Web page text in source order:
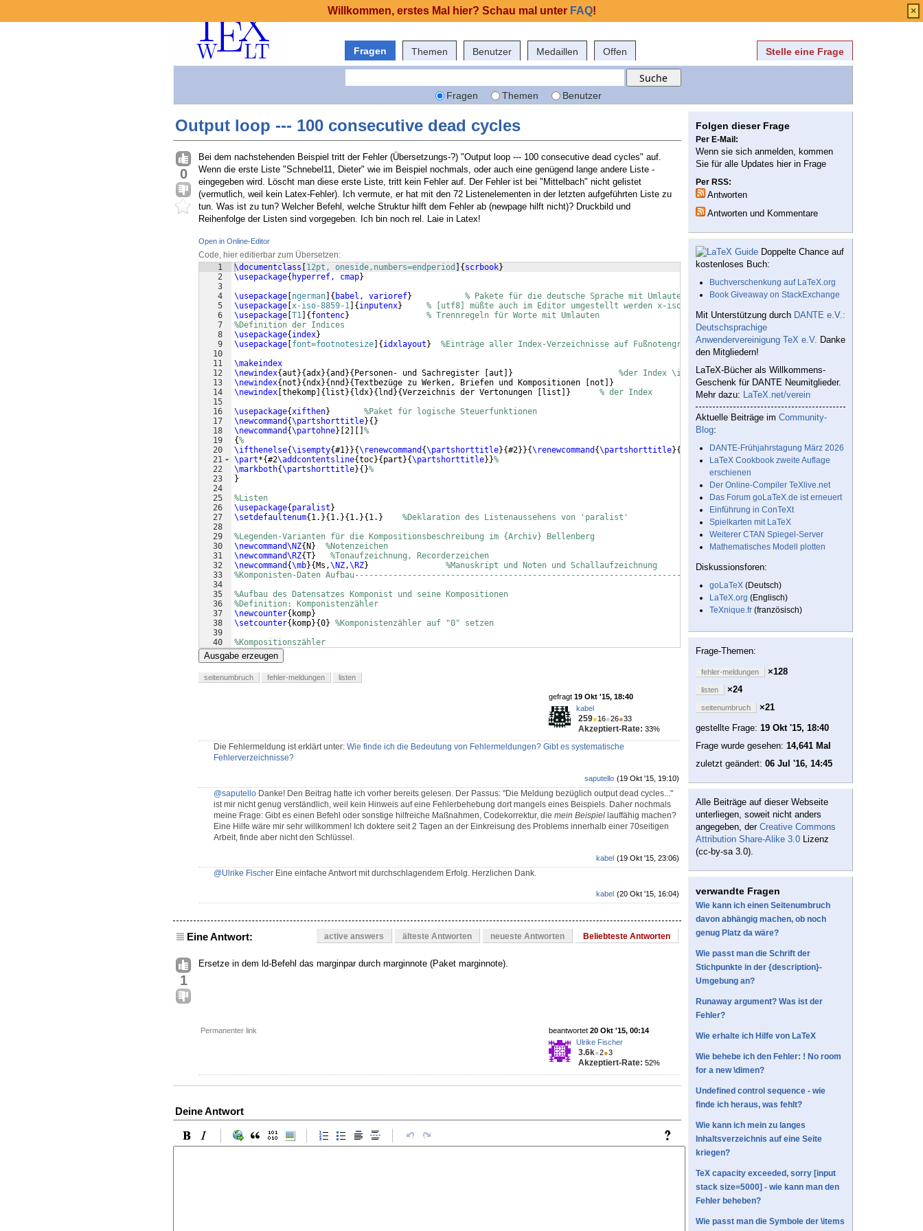
Fragen Themen Benutzer Medaillen Offen Stelle eine Frage
Fragen Themen Benutzer
Output loop --- 100 consecutive dead cycles
0
Bei dem nachstehenden Beispiel tritt der Fehler (Übersetzungs-?) "Output loop --- 100 consecutive dead cycles" auf.
Wenn die erste Liste "Schnebel11, Dieter" wie im Beispiel nochmals, oder auch eine genügend lange andere Liste -
eingegeben wird. Löscht man diese erste Liste, tritt kein Fehler auf. Der Fehler ist bei "Mittelbach" nicht gelistet
(vermutlich, weil kein Latex-Fehler). Ich vermute, er hat mit den 72 Listenelementen in der letzten aufgeführten Liste zu
tun. Was ist zu tun? Welcher Befehl, welche Struktur hilft dem Fehler ab (newpage hilft nicht)? Druckbild und
Reihenfolge der Listen sind vorgegeben. Ich bin noch rel. Laie in Latex!
Open in Online-Editor
Code, hier editierbar zum Übersetzen:
1
2
3
4
5
6
7
8
9
10
11
12
13
14
15
16
17
18
19
20
21
22
23
24
25
26
27
28
29
30
31
32
33
34
35
36
37
38
39
40
41
\documentclass 12pt, oneside,numbers=endperiod { scrbook}
\usepackage{ hyperref, cmap}
\usepackage ngerman { babel, varioref}
% Pakete für die deutsche Sprache mit Umlauten
\usepackage x-iso-8859-1 { inputenx}
% [utf8] müßte auch im Editor umgestellt werden x-iso-8859-1
\usepackage T1 { fontenc}
% Trennregeln für Worte mit Umlauten
%Definition der Indices
\usepackage{ index}
\usepackage font=footnotesize { idxlayout }
%Einträge aller Index-Verzeichnisse auf Fußnotengröße gesetzt
\makeindex
\newindex{aut }{adx}{and }{ Personen- und Sachregister aut ]}
%der Index \index[aut]{Text}
\newindex{ not }{ ndx}{ nnd }{Textbezüge zu Werken, Briefen und Kompositionen not ]}
%der Index \index[not]{Text}
\newindex thekomp { list }{ ldx}{ lnd }{Verzeichnis der Vertonungen list ]}
% der Index
\usepackage{xifthen}
%Paket für logische Steuerfunktionen
\newcommand {\partshorttitle}{ }
\newcommand {\partohne} 2
%
{%
\ifthenelse{\isempty{#1}}{\renewcommand {\partshorttitle}{#2}}{\renewcommand {\partshorttitle}{ }}%
\part*{#2\addcontentsline{toc}{ part }{\partshorttitle}}%
\markboth{\partshorttitle}{ }%
}
%Listen
\usepackage{ paralist }
\setdefaultenum{ 1. }{ 1. }{ 1. }{ 1. }
%Deklaration des Listenaussehens von 'paralist'
%Legenden-Varianten für die Kompositionsbeschreibung im {Archiv} Bellenberg
\newcommand\NZ{ N }
%Notenzeichen
\newcommand\RZ{T}
%Tonaufzeichnung, Recorderzeichen
\newcommand {\mb}{ Ms,\NZ,\RZ}
%Manuskript und Noten und Schallaufzeichnung
%Komponisten-Daten Aufbau-------------------------------------------------------------------------
%Aufbau des Datensatzes Komponist und seine Kompositionen
%Definition: Komponistenzähler
\newcounter{ komp}
\setcounter{ komp}{0} %Komponistenzähler auf "0" setzen
%Kompositionszähler
\newcounter
Ausgabe erzeugen
seitenumbruch fehler-meldungen listen
gefragt 19 Okt '15, 18:40
kabel
259●16●26●33
Akzeptiert-Rate: 33%
Die Fehlermeldung ist erklärt unter: Wie finde ich die Bedeutung von Fehlermeldungen? Gibt es systematische
Fehlerverzeichnisse?
(19 Okt '15, 19:10)
saputello
@saputello Danke! Den Beitrag hatte ich vorher bereits gelesen. Der Passus: "Die Meldung bezüglich output dead cycles..."
ist mir nicht genug verständlich, weil kein Hinweis auf eine Fehlerbehebung dort mangels eines Beispiels. Daher nochmals
meine Frage: Gibt es einen Befehl oder sonstige hilfreiche Maßnahmen, Codekorrektur, die mein Beispiel lauffähig machen?
Eine Hilfe wäre mir sehr willkommen! Ich doktere seit 2 Tagen an der Einkreisung des Problems innerhalb einer 70seitigen
Arbeit, finde aber nicht den Schlüssel.
(19 Okt '15, 23:06)
kabel
@Ulrike Fischer Eine einfache Antwort mit durchschlagendem Erfolg. Herzlichen Dank.
(20 Okt '15, 16:04)
kabel
Eine Antwort: active answers älteste Antworten neueste Antworten Beliebteste Antworten
1
Ersetze in dem ld-Befehl das marginpar durch marginnote (Paket marginnote).
Permanenter link beantwortet 20 Okt '15, 00:14
Ulrike Fischer
3.6k●2●3
Akzeptiert-Rate: 52%
Deine Antwort
Folgen dieser Frage
Per E-Mail:
Wenn sie sich anmelden, kommen
Sie für alle Updates hier in Frage
Per RSS:
Antworten
Antworten und Kommentare
Doppelte Chance auf
kostenloses Buch:
Buchverschenkung auf LaTeX.org
Book Giveaway on StackExchange
Mit Unterstützung durch DANTE e.V.:
Deutschsprachige
Anwendervereinigung TeX e.V. Danke
den Mitgliedern!
LaTeX-Bücher als Willkommens-
Geschenk für DANTE Neumitglieder.
Mehr dazu: LaTeX.net/verein
Aktuelle Beiträge im Community-
Blog:
DANTE-Frühjahrstagung März 2026
LaTeX Cookbook zweite Auflage
erschienen
Der Online-Compiler TeXlive.net
Das Forum goLaTeX.de ist erneuert
Einführung in ConTeXt
Spielkarten mit LaTeX
Weiterer CTAN Spiegel-Server
Mathematisches Modell plotten
Diskussionsforen:
goLaTeX (Deutsch)
LaTeX.org (Englisch)
TeXnique.fr (französisch)
Frage-Themen:
fehler-meldungen ×128
listen ×24
seitenumbruch
×21
gestellte Frage: 19 Okt '15, 18:40
Frage wurde gesehen: 14,641 Mal
zuletzt geändert: 06 Jul '16, 14:45
Alle Beiträge auf dieser Webseite
unterliegen, soweit nicht anders
angegeben, der Creative Commons
Attribution Share-Alike 3.0 Lizenz
(cc-by-sa 3.0).
verwandte Fragen
Wie kann ich einen Seitenumbruch
davon abhängig machen, ob noch
genug Platz da wäre?
Wie passt man die Schrift der
Stichpunkte in der {description}-
Umgebung an?
Runaway argument? Was ist der
Fehler?
Wie erhalte ich Hilfe von LaTeX
Wie behebe ich den Fehler: ! No room
for a new \dimen?
Undefined control sequence - wie
finde ich heraus, was fehlt?
Wie kann ich mein zu langes
Inhaltsverzeichnis auf eine Seite
kriegen?
TeX capacity exceeded, sorry [input
stack size=5000] - wie kann man den
Fehler beheben?
Wie passt man die Symbole der \items
Willkommen, erstes Mal hier? Schau mal unter FAQ! ×